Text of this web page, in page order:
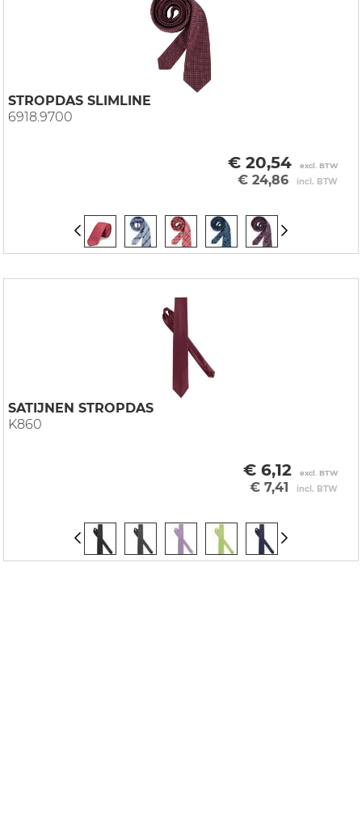
STROPDAS SLIMLINE
6918.9700
€ 20,54 excl. BTW
€ 24,86 incl. BTW
SATIJNEN STROPDAS
K860
€ 6,12 excl. BTW
€ 7,41 incl. BTW